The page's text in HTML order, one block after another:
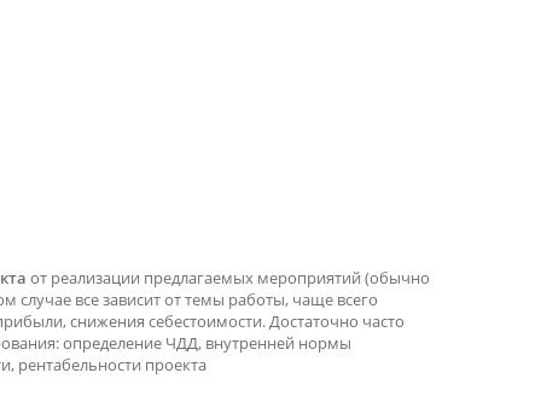
от реализации предлагаемых мероприятий (обычно
случае все зависит от темы работы, чаще всего
снижения себестоимости. Достаточно часто
определение ЧДД, внутренней нормы
рентабельности проекта